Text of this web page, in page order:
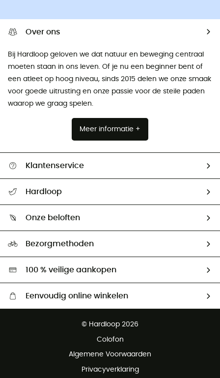
Over ons
Bij Hardloop geloven we dat natuur en beweging centraal
moeten staan ​​in ons leven. Of je nu een beginner bent of
een atleet op hoog niveau, sinds 2015 delen we onze smaak
voor goede uitrusting en onze passie voor de steile paden
waarop we graag spelen.
Meer informatie +
Klantenservice
Retourzendingen & Terugbetalingen
Hardloop
Ambassadeurs
Onze beloften
Hardgreen
Bezorgmethoden
100 % veilige aankopen
Eenvoudig online winkelen
Gratis retourneren binnen 100 dagen
© Hardloop 2026
Colofon
Algemene Voorwaarden
Privacyverklaring